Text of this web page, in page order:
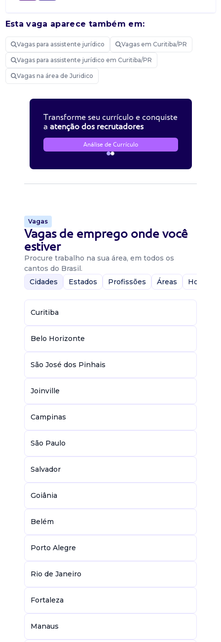
Esta vaga aparece também em:
Vagas para assistente jurídico Vagas em Curitiba/PR
Vagas para assistente jurídico em Curitiba/PR
Vagas na área de Juridico
Transforme seu currículo e conquiste
a atenção dos recrutadores
Análise de Currículo
Vagas
Vagas de emprego onde você
estiver
Procure trabalho na sua área, em todos os
cantos do Brasil.
Cidades
Estados Profissões Áreas Home-
Curitiba
Belo Horizonte
São José dos Pinhais
Joinville
Campinas
São Paulo
Salvador
Goiânia
Belém
Porto Alegre
Rio de Janeiro
Fortaleza
Manaus